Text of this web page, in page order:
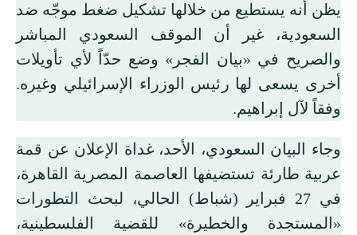
يظن أنه يستطيع من خلالها تشكيل ضغط موجّه ضد
السعودية، غير أن الموقف السعودي المباشر
والصريح في «بيان الفجر» وضع حدّاً لأي تأويلات
أخرى يسعى لها رئيس الوزراء الإسرائيلي وغيره.
وفقاً لآل إبراهيم.
وجاء البيان السعودي، الأحد، غداة الإعلان عن قمة
عربية طارئة تستضيفها العاصمة المصرية القاهرة،
في 27 فبراير (شباط) الحالي، لبحث التطورات
«المستجدة والخطيرة» للقضية الفلسطينية،